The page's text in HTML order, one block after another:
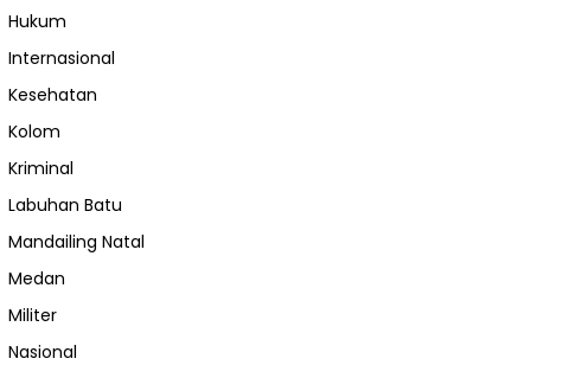
Hukum
Internasional
Kesehatan
Kolom
Kriminal
Labuhan Batu
Mandailing Natal
Medan
Militer
Nasional